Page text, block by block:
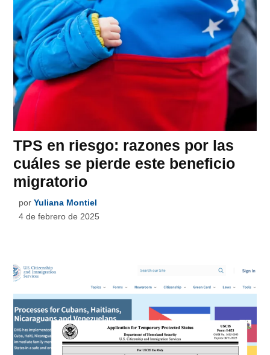
TPS en riesgo: razones por las
cuáles se pierde este beneficio
migratorio
por Yuliana Montiel
4 de febrero de 2025